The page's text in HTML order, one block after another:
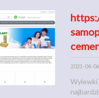
2021-04-06
Wylewki